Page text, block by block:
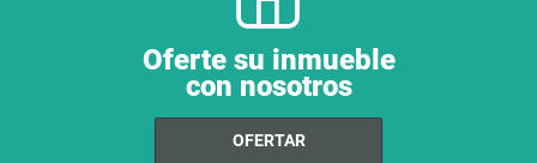
Oferte su inmueble
con nosotros
OFERTAR